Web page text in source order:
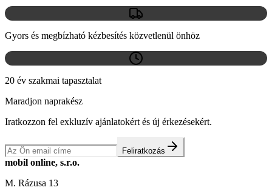
Gyors és megbízható kézbesítés közvetlenül önhöz
20 év szakmai tapasztalat
Maradjon naprakész
Iratkozzon fel exkluzív ajánlatokért és új érkezésekért.
Feliratkozás
mobil online, s.r.o.
M. Rázusa 13